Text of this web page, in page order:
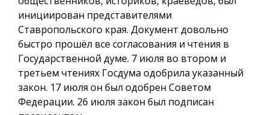
инициирован представителями
Ставропольского края. Документ довольно
быстро прошёл все согласования и чтения в
Государственной думе. 7 июля во втором и
третьем чтениях Госдума одобрила указанный
закон. 17 июля он был одобрен Советом
Федерации. 26 июля закон был подписан